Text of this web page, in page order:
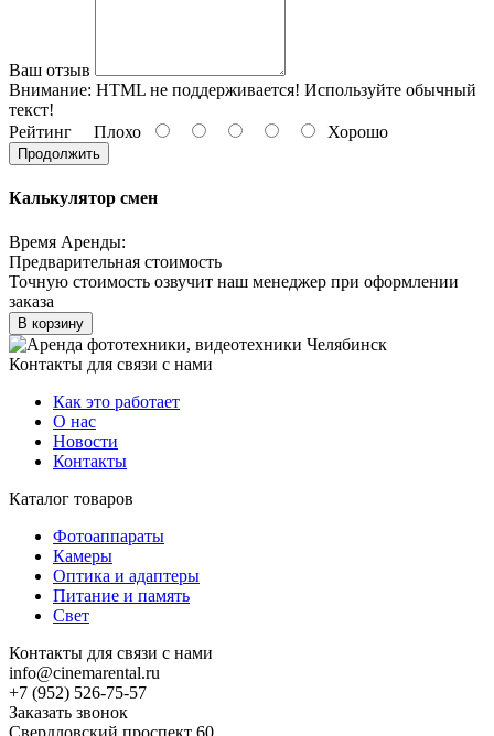
Ваш отзыв
Внимание: HTML не поддерживается! Используйте обычный
текст!
Рейтинг Плохо Хорошо
Продолжить
Калькулятор смен
Время Аренды:
Предварительная стоимость
Точную стоимость озвучит наш менеджер при оформлении
заказа
В корзину
Контакты для связи с нами
Как это работает
О нас
Новости
Контакты
Каталог товаров
Фотоаппараты
Камеры
Оптика и адаптеры
Питание и память
Свет
Контакты для связи с нами
info@cinemarental.ru
+7 (952) 526-75-57
Заказать звонок
Свердловский проспект 60